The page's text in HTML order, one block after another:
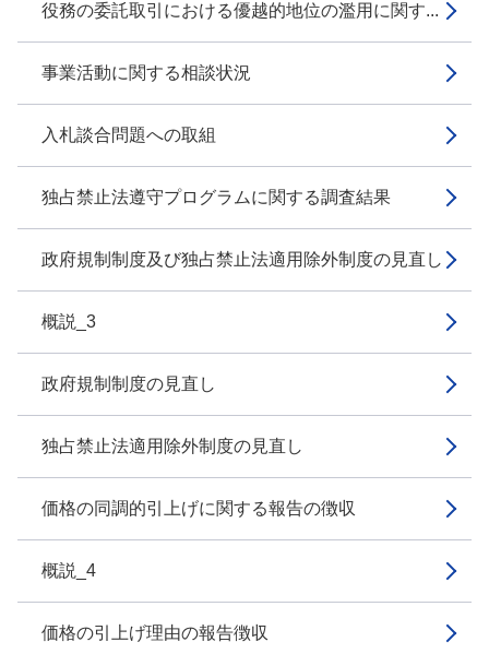
役務の委託取引における優越的地位の濫用に関す...
事業活動に関する相談状況
入札談合問題への取組
独占禁止法遵守プログラムに関する調査結果
政府規制制度及び独占禁止法適用除外制度の見直し
概説_3
政府規制制度の見直し
独占禁止法適用除外制度の見直し
価格の同調的引上げに関する報告の徴収
概説_4
価格の引上げ理由の報告徴収